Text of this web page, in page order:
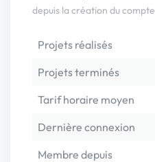
depuis la création du compte
Projets réalisés
Projets terminés
Tarif horaire moyen
Dernière connexion
Membre depuis